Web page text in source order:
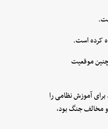
موقعیت
برای آموزش نظامی را
مخالف جنگ بود،